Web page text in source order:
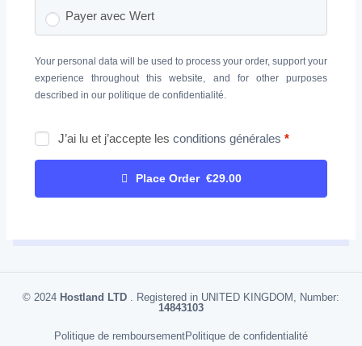
Payer avec Wert
Your personal data will be used to process your order, support your
experience throughout this website, and for other purposes
described in our politique de confidentialité
J’ai lu et j’accepte les conditions générales *
Place Order €29.00
© 2024 Hostland LTD . Registered in UNITED KINGDOM, Number:
14843103
Politique de remboursementPolitique de confidentialité